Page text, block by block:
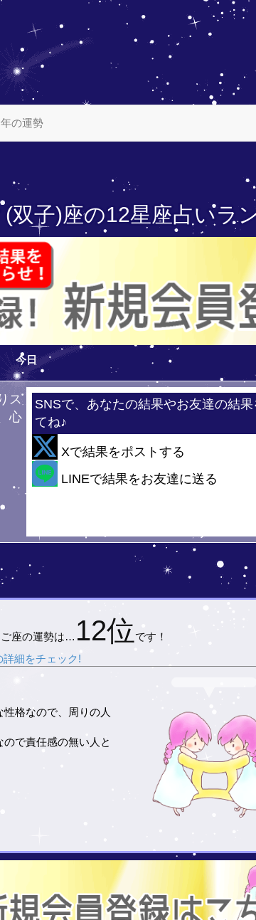
の運勢
双子)座の12星座占いラ
今日
ス
心
SNSで、あなたの結果やお友達の結果
てね♪
Xで結果をポストする
LINEで結果をお友達に送る
座の運勢は… 12位 です！
詳細をチェック!
格なので、周りの人
で責任感の無い人と